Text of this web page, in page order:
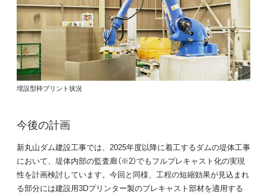
埋設型枠プリント状況
今後の計画
新丸山ダム建設工事では、2025年度以降に着工するダムの堤体工事
において、堤体内部の監査廊（※2）でもフルプレキャスト化の実現
性を計画検討しています。今回と同様、工程の短縮効果が見込まれ
る部分には建設用3Dプリンター製のプレキャスト部材を適用する